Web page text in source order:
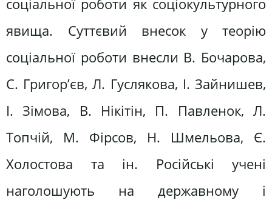
явища. Суттєвий внесок у теорію
соціальної роботи внесли В. Бочарова,
С. Григор’єв, Л. Гуслякова, І. Зайнишев,
І. Зімова, В. Нікітін, П. Павленок, Л.
Топчій, М. Фірсов, Н. Шмельова, Є.
Холостова та ін. Російські учені
наголошують на державному і